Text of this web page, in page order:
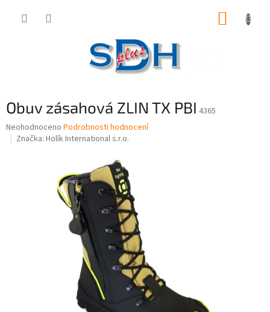
Obuv zásahová ZLIN TX PBI 4365
Průměrné
hodnocení
Neohodnoceno Podrobnosti hodnocení
Značka: Holík International s.r.o.